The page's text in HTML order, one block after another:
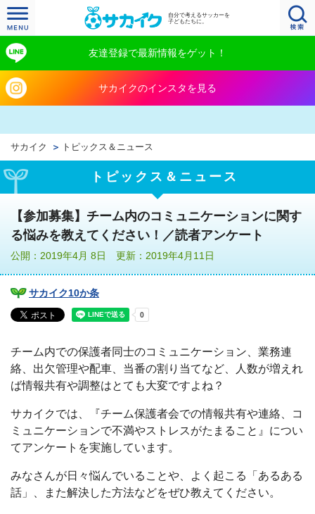
自分で考えるサッカーを
子どもたちに。
友達登録で最新情報をゲット！
サカイクのインスタを見る
サカイク トピックス＆ニュース
トピックス＆ニュース
【参加募集】チーム内のコミュニケーションに関す
る悩みを教えてください！／読者アンケート
公開：2019年4月 8日 更新：2019年4月11日
サカイク10か条
チーム内での保護者同士のコミュニケーション、業務連
絡、出欠管理や配車、当番の割り当てなど、人数が増えれ
ば情報共有や調整はとても大変ですよね？
サカイクでは、『チーム保護者会での情報共有や連絡、コ
ミュニケーションで不満やストレスがたまること』につい
てアンケートを実施しています。
みなさんが日々悩んでいることや、よく起こる「あるある
話」、また解決した方法などをぜひ教えてください。